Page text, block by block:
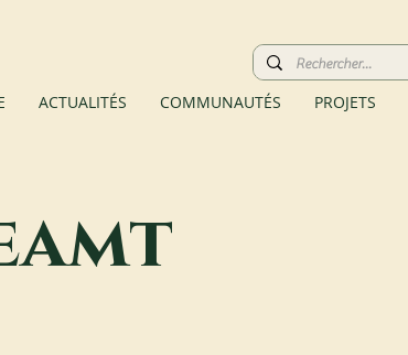
ACTUALITÉS COMMUNAUTÉS PROJETS